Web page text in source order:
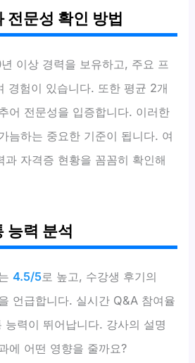
전문성 확인 방법
이상 경력을 보유하고, 주요 프
경험이 있습니다. 또한 평균 2개
어 전문성을 입증합니다. 이러한
늠하는 중요한 기준이 됩니다. 여
과 자격증 현황을 꼼꼼히 확인해
능력 분석
4.5/5로 높고, 수강생 후기의
언급합니다. 실시간 Q&A 참여율
능력이 뛰어납니다. 강사의 설명
에 어떤 영향을 줄까요?